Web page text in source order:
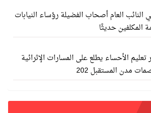
النائب العام أصحاب الفضيلة رؤساء النيابات
المكلفين حديثًا
تعليم الأحساء يطلع على المسارات الإثرائية
مدن المستقبل 202